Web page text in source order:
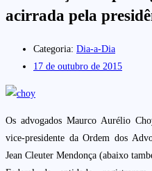
acirrada pela
Categoria: Dia-a-Dia
17 de outubro de 2015
Os advogados Maurco Aurélio
vice-presidente da Ordem dos
Jean Cleuter Mendonça (abaixo